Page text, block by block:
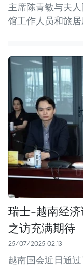
主席陈青敏与夫
馆工作人员和旅居
瑞士-越南经
之访充满期待
25/07/2025 02:13
越南国会近日通